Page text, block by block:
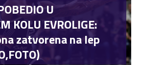
U
KOLU EVROLIGE:
zatvorena na lep